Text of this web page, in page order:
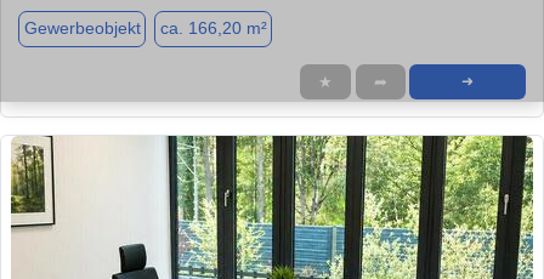
Gewerbeobjekt ca. 166,20 m²
★ ➦ ➜